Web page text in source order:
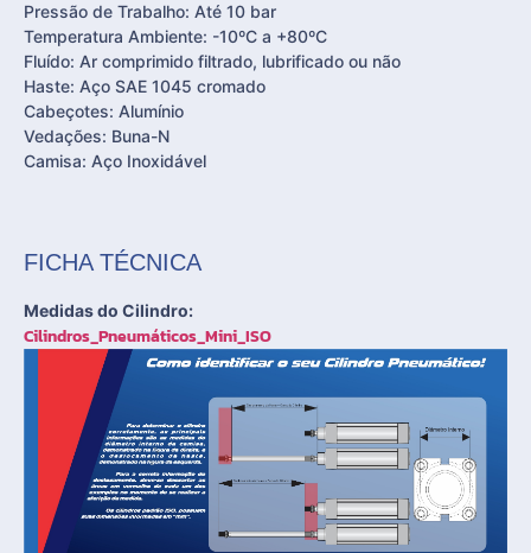
Pressão de Trabalho: Até 10 bar
Temperatura Ambiente: -10ºC a +80ºC
Fluído: Ar comprimido filtrado, lubrificado ou não
Haste: Aço SAE 1045 cromado
Cabeçotes: Alumínio
Vedações: Buna-N
Camisa: Aço Inoxidável
FICHA TÉCNICA
Medidas do Cilindro:
Cilindros_Pneumáticos_Mini_ISO